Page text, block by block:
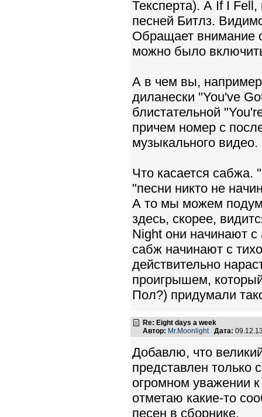
Тексперта). А If I
песней Битлз.
Обращает внимание
можно было
А в чем вы,
диланески "You've
блистательной
причем номер с
музыкального видео.
Что касается сабжа.
"песни никто не
А то мы можем
здесь, скорее,
Night они начинают
сабж начинают с
действительно
проигрышем,
Пол?) придумали
Re: Eight days a week
Автор: Mr.Moonlight Дата:
Добавлю, что
представлен
огромном уважении
отметаю какие-то
песен в сборнике.